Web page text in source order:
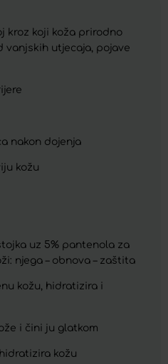
kroz koji koža prirodno
utjecaja, pojave
nakon dojenja
kožu
uz 5% pantenola za
njega – obnova – zaštita
kožu, hidratizira i
i čini ju glatkom
kožu